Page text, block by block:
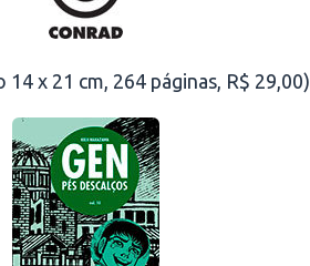
x 21 cm, 264 páginas, R$ 29,00)